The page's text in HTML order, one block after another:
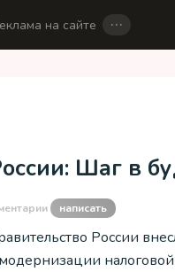
на сайте …
Шаг в
написать
России